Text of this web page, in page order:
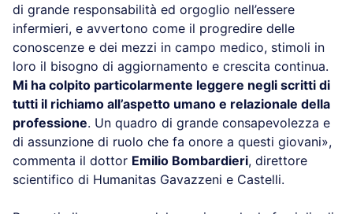
di grande responsabilità ed orgoglio nell’essere
infermieri, e avvertono come il progredire delle
conoscenze e dei mezzi in campo medico, stimoli in
loro il bisogno di aggiornamento e crescita continua.
Mi ha colpito particolarmente leggere negli scritti di
tutti il richiamo all’aspetto umano e relazionale della
professione. Un quadro di grande consapevolezza e
di assunzione di ruolo che fa onore a questi giovani»,
commenta il dottor Emilio Bombardieri, direttore
scientifico di Humanitas Gavazzeni e Castelli.